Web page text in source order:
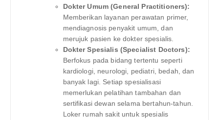
Dokter Umum (General Practitioners):
Memberikan layanan perawatan primer,
mendiagnosis penyakit umum, dan
merujuk pasien ke dokter spesialis.
Dokter Spesialis (Specialist Doctors):
Berfokus pada bidang tertentu seperti
kardiologi, neurologi, pediatri, bedah, dan
banyak lagi. Setiap spesialisasi
memerlukan pelatihan tambahan dan
sertifikasi dewan selama bertahun-tahun.
Loker rumah sakit untuk spesialis